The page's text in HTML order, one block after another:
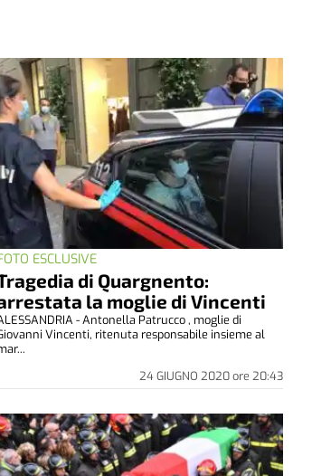
ESCLUSIVE
di Quargnento:
la moglie di Vincenti
24 GIUGNO 2020ore 20:43
- Antonella Patrucco , moglie di
Vincenti, ritenuta responsabile insieme al